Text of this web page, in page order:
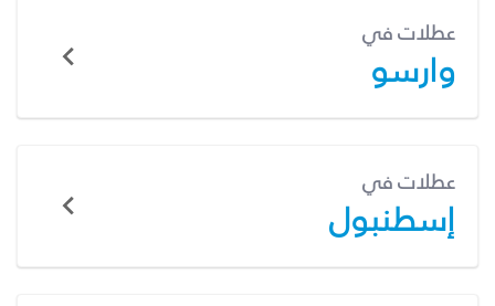
عطلات في
وارسو
عطلات في
إسطنبول